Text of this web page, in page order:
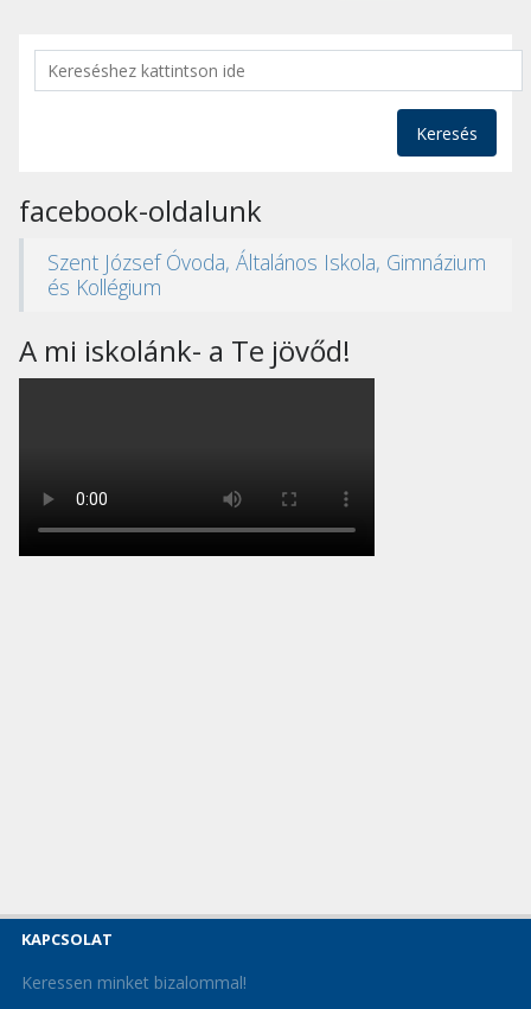
Keresés
facebook-oldalunk
Szent József Óvoda, Általános Iskola, Gimnázium
és Kollégium
A mi iskolánk- a Te jövőd!
KAPCSOLAT
Keressen minket bizalommal!